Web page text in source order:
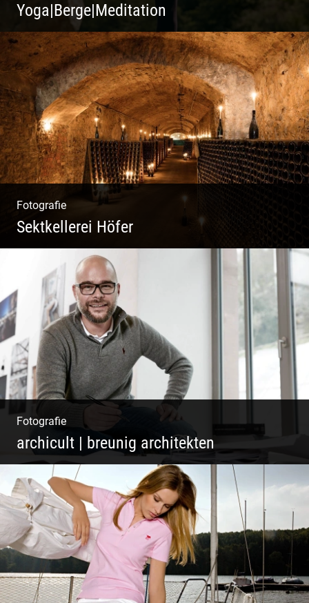
Yoga|Berge|Meditation
Freiheit genießen | Körper, Geist und Energie
| Ruhe und Entspannung | Bewusstsein für
Natur
Fotografie
Sektkellerei Höfer
Sekt Perlen | Tiefe Keller | Coole Kerle |
Idyllische Weinberge
Fotografie
archicult | breunig architekten
Architekten & Bürokatzen | Bauzeichner &
Bauleiter | Mitarbeiter Shooting | Kreative
Köpfe